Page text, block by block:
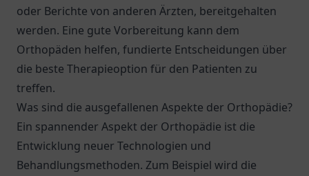
oder Berichte von anderen Ärzten, bereitgehalten
werden. Eine gute Vorbereitung kann dem
Orthopäden helfen, fundierte Entscheidungen über
die beste Therapieoption für den Patienten zu
treffen.
Was sind die ausgefallenen Aspekte der Orthopädie?
Ein spannender Aspekt der Orthopädie ist die
Entwicklung neuer Technologien und
Behandlungsmethoden. Zum Beispiel wird die